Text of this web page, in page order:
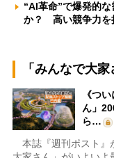
“AI革命”で爆発的
か？ 高い競争力を
「みんなで大
《つ
ん」
ら…
本誌『週刊ポスト』